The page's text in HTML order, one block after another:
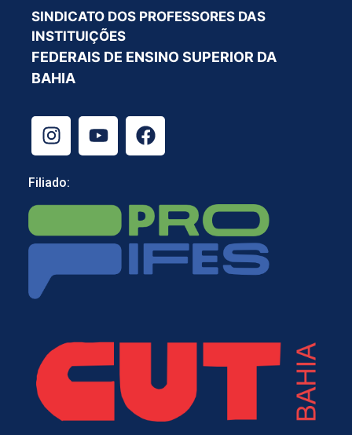
SINDICATO DOS PROFESSORES DAS
INSTITUIÇÕES
FEDERAIS DE ENSINO SUPERIOR DA
BAHIA
Filiado: